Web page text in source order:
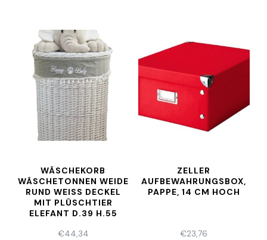
WÄSCHEKORB
WÄSCHETONNEN WEIDE
RUND WEISS DECKEL M
IT PLÜSCHTIER E
LEFANT D.39 H.55
€44,34
ZELLER
AUFBEWAHRUNGSBOX,
PAPPE, 14 CM HOCH
€23,76